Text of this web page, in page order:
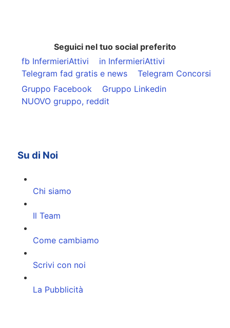
Seguici nel tuo social preferito
fb InfermieriAttivi
in InfermieriAttivi
Telegram fad gratis e news
Telegram Concorsi
Gruppo Facebook
Gruppo Linkedin
NUOVO gruppo, reddit
Su di Noi
Chi siamo
Il Team
Come cambiamo
Scrivi con noi
La Pubblicità